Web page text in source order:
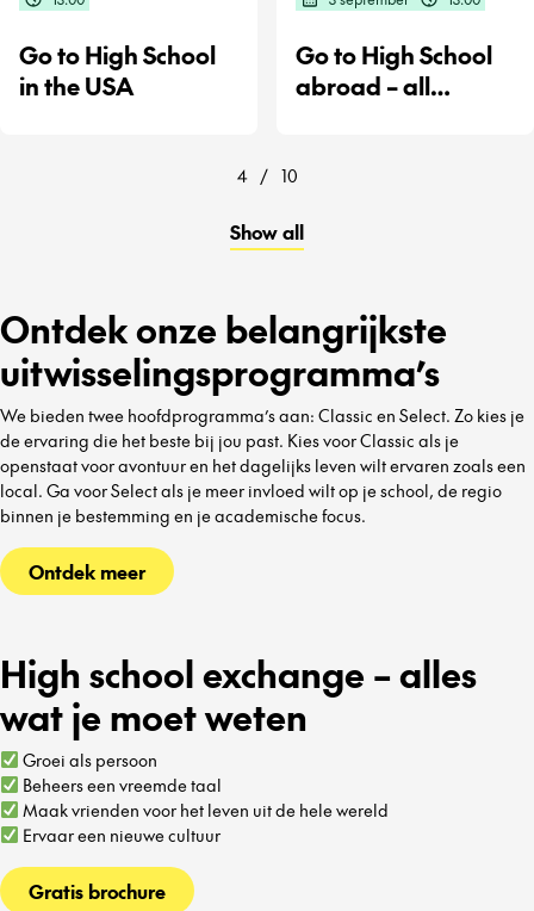
Go to High School
in the USA
Go to High School
abroad – all
4 / 10
Show all
Ontdek onze belangrijkste
uitwisselingsprogramma’s
We bieden twee hoofdprogramma’s aan: Classic en Select. Zo kies je
de ervaring die het beste bij jou past. Kies voor Classic als je
openstaat voor avontuur en het dagelijks leven wilt ervaren zoals een
local. Ga voor Select als je meer invloed wilt op je school, de regio
binnen je bestemming en je academische focus.
Ontdek meer
High school exchange – alles
wat je moet weten
Groei als persoon
Beheers een vreemde taal
Maak vrienden voor het leven uit de hele wereld
Ervaar een nieuwe cultuur
Gratis brochure